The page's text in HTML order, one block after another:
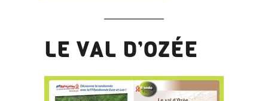
LE VAL D’OZÉE